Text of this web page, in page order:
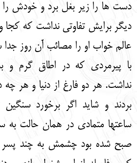
دست ها را زیر بغل برد و خودش را
دیگر برایش تفاوتی نداشت که
عالم خواب او را مصائب آن روز
با پیرمردی که در اطاق گرم و
نداشت. هر دو فارغ از دنیا و هر
بردند و شاید اگر برخورد
ساعتها متمادی در همان حالت به
صبح شده بود چشمش به چند پسر